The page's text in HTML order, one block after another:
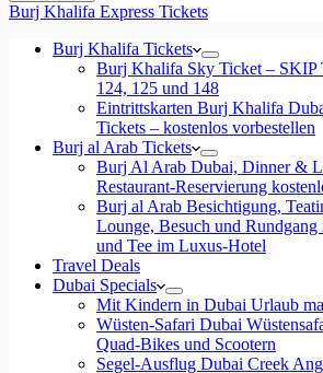
Burj Khalifa Express Tickets
Burj Khalifa Tickets
Burj Khalifa Sky Ticket –
124, 125 und 148
Eintrittskarten Burj Khalifa
Tickets – kostenlos vorbestellen
Burj al Arab Tickets
Burj Al Arab Dubai, Dinner &
Restaurant-Reservierung
Burj al Arab Besichtigung,
Lounge, Besuch und
und Tee im Luxus-Hotel
Travel Deals
Dubai Specials
Mit Kindern in Dubai Urlaub
Wüsten-Safari Dubai
Quad-Bikes und Scootern
Segel-Ausflug Dubai Creek